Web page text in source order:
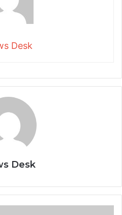
Desk
Desk